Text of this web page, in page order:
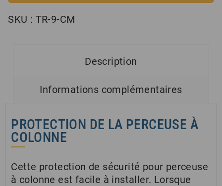
SKU : TR-9-CM
Description
Informations complémentaires
PROTECTION DE LA PERCEUSE À
COLONNE
Cette protection de sécurité pour perceuse
à colonne est facile à installer. Lorsque